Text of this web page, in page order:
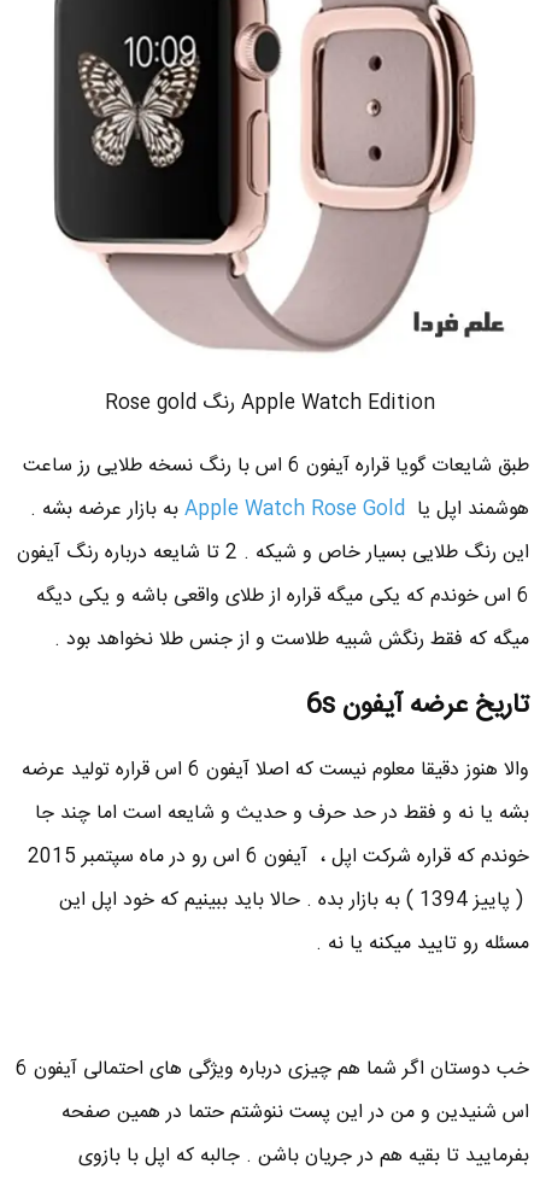
Apple Watch Edition رنگ Rose gold
طبق شایعات گویا قراره آیفون 6 اس با رنگ نسخه طلایی رز ساعت
هوشمند اپل یا Apple Watch Rose Goldبه بازار عرضه بشه .
این رنگ طلایی بسیار خاص و شیکه . 2 تا شایعه درباره رنگ آیفون
6 اس خوندم که یکی میگه قراره از طلای واقعی باشه و یکی دیگه
میگه که فقط رنگش شبیه طلاست و از جنس طلا نخواهد بود .
تاریخ عرضه آیفون 6s
والا هنوز دقیقا معلوم نیست که اصلا آیفون 6 اس قراره تولید عرضه
بشه یا نه و فقط در حد حرف و حدیث و شایعه است اما چند جا
خوندم که قراره شرکت اپل ، آیفون 6 اس رو در ماه سپتمبر 2015
( پاییز 1394 ) به بازار بده . حالا باید ببینیم که خود اپل این
مسئله رو تایید میکنه یا نه .
خب دوستان اگر شما هم چیزی درباره ویژگی های احتمالی آیفون 6
اس شنیدین و من در این پست ننوشتم حتما در همین صفحه
بفرمایید تا بقیه هم در جریان باشن . جالبه که اپل با بازوی